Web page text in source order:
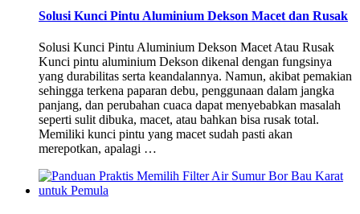
Solusi Kunci Pintu Aluminium Dekson Macet dan Rusak
Solusi Kunci Pintu Aluminium Dekson Macet Atau Rusak
Kunci pintu aluminium Dekson dikenal dengan fungsinya
yang durabilitas serta keandalannya. Namun, akibat pemakian
sehingga terkena paparan debu, penggunaan dalam jangka
panjang, dan perubahan cuaca dapat menyebabkan masalah
seperti sulit dibuka, macet, atau bahkan bisa rusak total.
Memiliki kunci pintu yang macet sudah pasti akan
merepotkan, apalagi …